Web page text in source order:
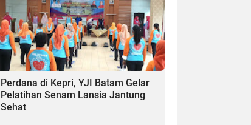
Perdana di Kepri, YJI Batam Gelar
Pelatihan Senam Lansia Jantung
Sehat